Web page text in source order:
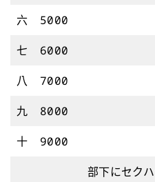
六
5000
七
6000
八
7000
九
8000
十
9000
部下にセク